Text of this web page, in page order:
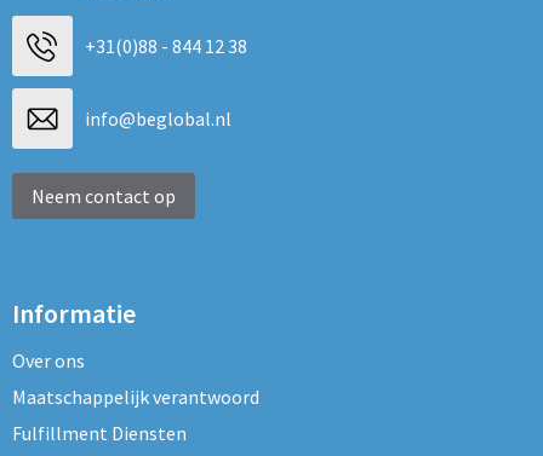
+31(0)88 - 844 12 38
info@beglobal.nl
Neem contact op
Informatie
Over ons
Maatschappelijk verantwoord
Fulfillment Diensten